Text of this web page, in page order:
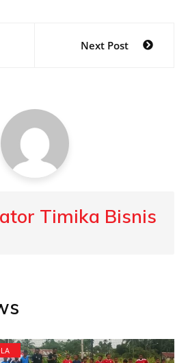
Next Post
Timika Bisnis